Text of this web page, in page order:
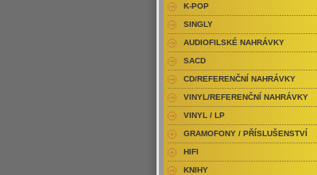
K-POP
SINGLY
AUDIOFILSKÉ NAHRÁVKY
SACD
CD/REFERENČNÍ NAHRÁVKY
VINYL/REFERENČNÍ NAHRÁVKY
VINYL / LP
GRAMOFONY / PŘÍSLUŠENSTVÍ
HIFI
KNIHY